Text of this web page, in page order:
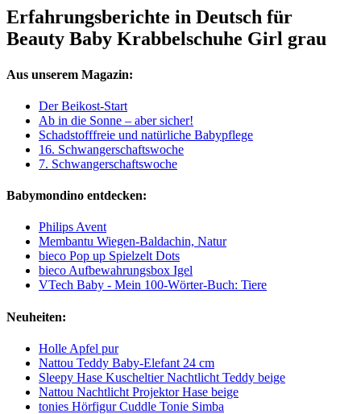
Erfahrungsberichte in Deutsch für
Beauty Baby Krabbelschuhe Girl grau
Aus unserem Magazin:
Der Beikost-Start
Ab in die Sonne – aber sicher!
Schadstofffreie und natürliche Babypflege
16. Schwangerschaftswoche
7. Schwangerschaftswoche
Babymondino entdecken:
Philips Avent
Membantu Wiegen-Baldachin, Natur
bieco Pop up Spielzelt Dots
bieco Aufbewahrungsbox Igel
VTech Baby - Mein 100-Wörter-Buch: Tiere
Neuheiten:
Holle Apfel pur
Nattou Teddy Baby-Elefant 24 cm
Sleepy Hase Kuscheltier Nachtlicht Teddy beige
Nattou Nachtlicht Projektor Hase beige
tonies Hörfigur Cuddle Tonie Simba